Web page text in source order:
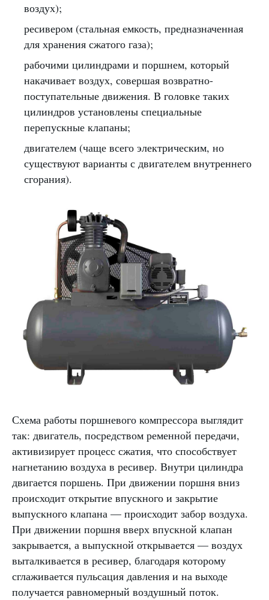
воздух);
ресивером (стальная емкость, предназначенная
для хранения сжатого газа);
рабочими цилиндрами и поршнем, который
накачивает воздух, совершая возвратно-
поступательные движения. В головке таких
цилиндров установлены специальные
перепускные клапаны;
двигателем (чаще всего электрическим, но
существуют варианты с двигателем внутреннего
сгорания).
Схема работы поршневого компрессора выглядит
так: двигатель, посредством ременной передачи,
активизирует процесс сжатия, что способствует
нагнетанию воздуха в ресивер. Внутри цилиндра
двигается поршень. При движении поршня вниз
происходит открытие впускного и закрытие
выпускного клапана — происходит забор воздуха.
При движении поршня вверх впускной клапан
закрывается, а выпускной открывается — воздух
выталкивается в ресивер, благодаря которому
сглаживается пульсация давления и на выходе
получается равномерный воздушный поток.